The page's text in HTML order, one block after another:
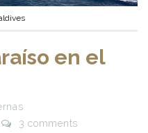
en el
3 comments